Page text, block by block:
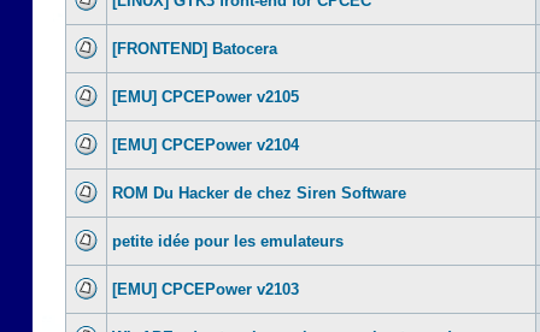
[FRONTEND] Batocera
[EMU] CPCEPower v2105
[EMU] CPCEPower v2104
ROM Du Hacker de chez Siren Software
petite idée pour les emulateurs
[EMU] CPCEPower v2103